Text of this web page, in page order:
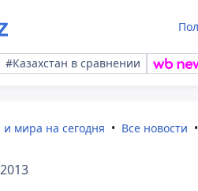
#Казахстан в сравнении
и мира на сегодня Все новости